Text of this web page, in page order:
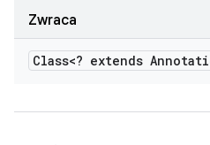
Zwraca
Class<? extends